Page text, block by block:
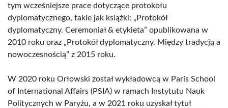
tym wcześniejsze prace dotyczące protokołu
dyplomatycznego, takie jak książki: „Protokół
dyplomatyczny. Ceremoniał & etykieta” opublikowana w
2010 roku oraz „Protokół dyplomatyczny. Między tradycją a
nowoczesnością” z 2015 roku.
W 2020 roku Orłowski został wykładowcą w Paris School
of International Affairs (PSIA) w ramach Instytutu Nauk
Politycznych w Paryżu, a w 2021 roku uzyskał tytuł